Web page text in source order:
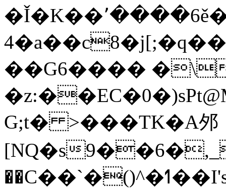
��G6���� �\
G;t� >���TK�A邜
[NQ�s
��C��`�()^�ߗ��I's@Έ��8ވ��E?